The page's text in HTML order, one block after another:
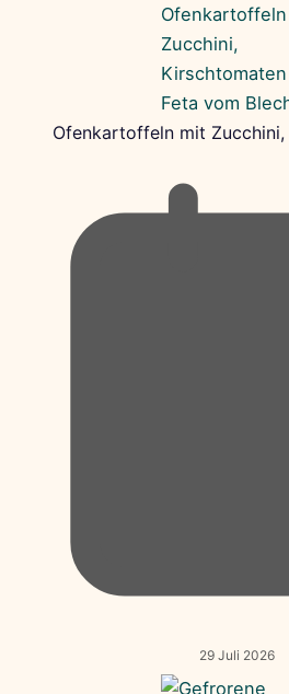
Ofenkartoffeln mit Zucchini,
29 Juli 2026